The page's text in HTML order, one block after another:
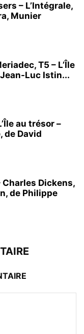
– L’Intégrale,
Munier
T5 – L’Île
Luc Istin...
au trésor –
de David
Charles Dickens,
de Philippe